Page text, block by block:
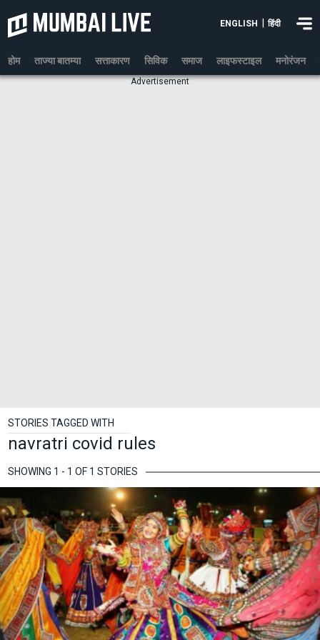
ENGLISH हिंदी
होम ताज्या बातम्या सत्ताकारण सिविक समाज लाइफस्टाइल मनोरंजन
Advertisement
STORIES TAGGED WITH
navratri covid rules
SHOWING 1 - 1 OF 1 STORIES